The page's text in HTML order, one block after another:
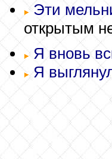
Эти
открытым
Я вновь
Я